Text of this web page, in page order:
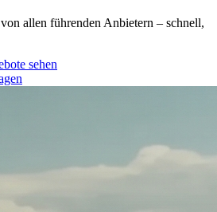
allen führenden Anbietern – schnell,
sehen